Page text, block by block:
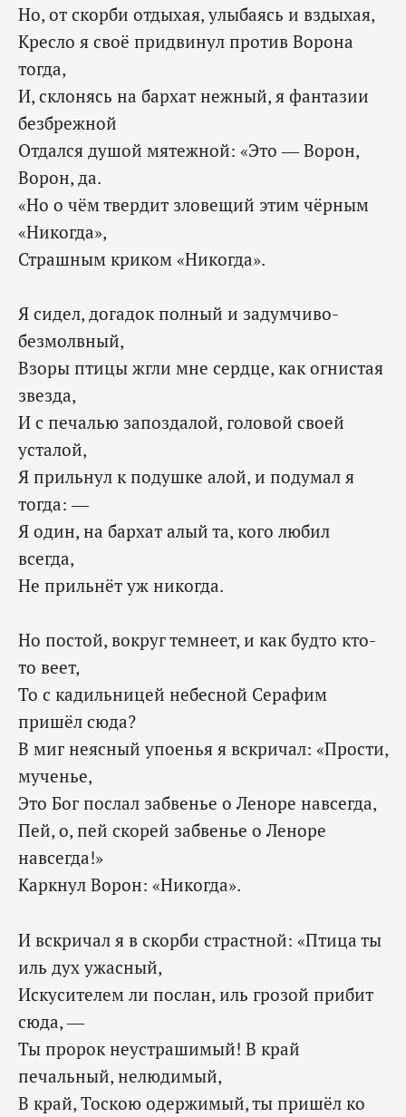
Но, от скорби отдыхая, улыбаясь и вздыхая,
Кресло я своё придвинул против Ворона
тогда,
И, склонясь на бархат нежный, я фантазии
безбрежной
Отдался душой мятежной: «Это — Ворон,
Ворон, да.
«Но о чём твердит зловещий этим чёрным
«Никогда»,
‎Страшным криком «Никогда».
Я сидел, догадок полный и задумчиво-
безмолвный,
Взоры птицы жгли мне сердце, как огнистая
звезда,
И с печалью запоздалой, головой своей
усталой,
Я прильнул к подушке алой, и подумал я
тогда: —
Я один, на бархат алый та, кого любил
всегда,
‎Не прильнёт уж никогда.
Но постой, вокруг темнеет, и как будто кто-
то веет,
То с кадильницей небесной Серафим
пришёл сюда?
В миг неясный упоенья я вскричал: «Прости,
мученье,
Это Бог послал забвенье о Леноре навсегда,
Пей, о, пей скорей забвенье о Леноре
навсегда!»
‎Каркнул Ворон: «Никогда».
И вскричал я в скорби страстной: «Птица ты
иль дух ужасный,
Искусителем ли послан, иль грозой прибит
сюда, —
Ты пророк неустрашимый! В край
печальный, нелюдимый,
В край, Тоскою одержимый, ты пришёл ко